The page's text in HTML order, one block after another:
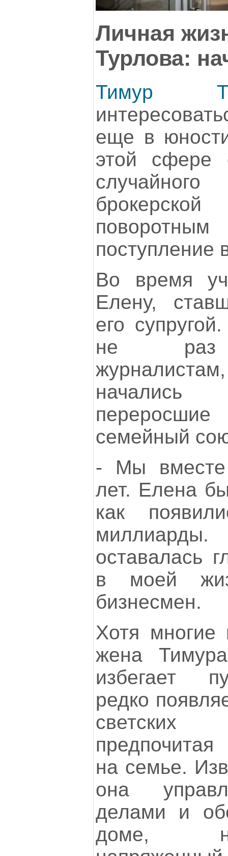
Личная
Турлова:
Тимур
еще в
этой сфере
поступление
Во время
Елену,
его
не раз
начались
семейный
- Мы
лет. Елена
как
оставалась
в моей
бизнесмен.
Хотя многие
жена
избегает
редко
светских
на семье.
она
делами и
доме,